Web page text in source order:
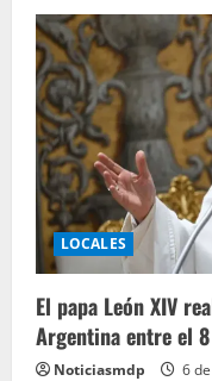
LOCALES
El papa León XIV
Argentina entre el
Noticiasmdp
6